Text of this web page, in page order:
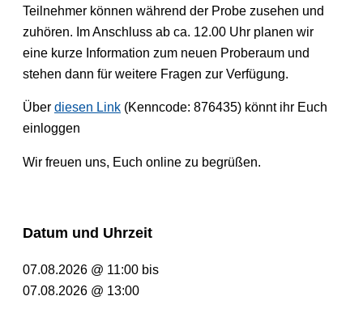
Teilnehmer können während der Probe zusehen und
zuhören. Im Anschluss ab ca. 12.00 Uhr planen wir
eine kurze Information zum neuen Proberaum und
stehen dann für weitere Fragen zur Verfügung.
Über diesen Link (Kenncode: 876435) könnt ihr Euch
einloggen
Wir freuen uns, Euch online zu begrüßen.
Datum und Uhrzeit
07.08.2026 @ 11:00 bis
07.08.2026 @ 13:00